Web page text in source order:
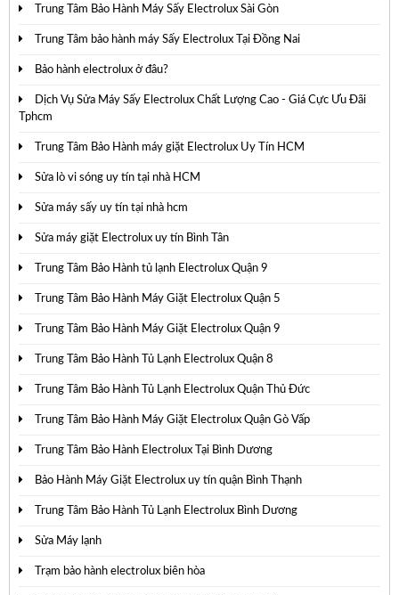
Trung Tâm Bảo Hành Máy Sấy Electrolux Sài Gòn
Trung Tâm bảo hành máy Sấy Electrolux Tại Đồng Nai
Bảo hành electrolux ở đâu?
Dịch Vụ Sửa Máy Sấy Electrolux Chất Lượng Cao - Giá Cực Ưu Đãi
Tphcm
Trung Tâm Bảo Hành máy giặt Electrolux Uy Tín HCM
Sửa lò vi sóng uy tín tại nhà HCM
Sửa máy sấy uy tín tại nhà hcm
Sửa máy giặt Electrolux uy tín Bình Tân
Trung Tâm Bảo Hành tủ lạnh Electrolux Quận 9
Trung Tâm Bảo Hành Máy Giặt Electrolux Quận 5
Trung Tâm Bảo Hành Máy Giặt Electrolux Quận 9
Trung Tâm Bảo Hành Tủ Lạnh Electrolux Quận 8
Trung Tâm Bảo Hành Tủ Lạnh Electrolux Quận Thủ Đức
Trung Tâm Bảo Hành Máy Giặt Electrolux Quận Gò Vấp
Trung Tâm Bảo Hành Electrolux Tại Bình Dương
Bảo Hành Máy Giặt Electrolux uy tín quận Bình Thạnh
Trung Tâm Bảo Hành Tủ Lạnh Electrolux Bình Dương
Sửa Máy lạnh
Trạm bảo hành electrolux biên hòa